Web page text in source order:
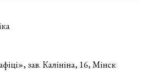
зав. Калініна, 16, Мінск